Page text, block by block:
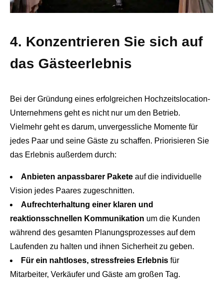
4. Konzentrieren Sie sich auf
das Gästeerlebnis
Bei der Gründung eines erfolgreichen Hochzeitslocation-
Unternehmens geht es nicht nur um den Betrieb.
Vielmehr geht es darum, unvergessliche Momente für
jedes Paar und seine Gäste zu schaffen. Priorisieren Sie
das Erlebnis außerdem durch:
Anbieten anpassbarer Pakete auf die individuelle
Vision jedes Paares zugeschnitten.
Aufrechterhaltung einer klaren und
reaktionsschnellen Kommunikation um die Kunden
während des gesamten Planungsprozesses auf dem
Laufenden zu halten und ihnen Sicherheit zu geben.
Für ein nahtloses, stressfreies Erlebnis für
Mitarbeiter, Verkäufer und Gäste am großen Tag.